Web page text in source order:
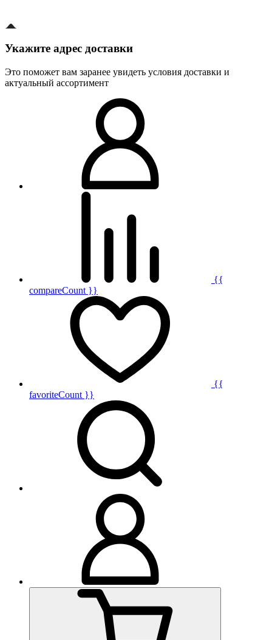
Укажите адрес доставки
Это поможет вам заранее увидеть условия доставки и
актуальный ассортимент
{{
compareCount }}
{{
favoriteCount }}